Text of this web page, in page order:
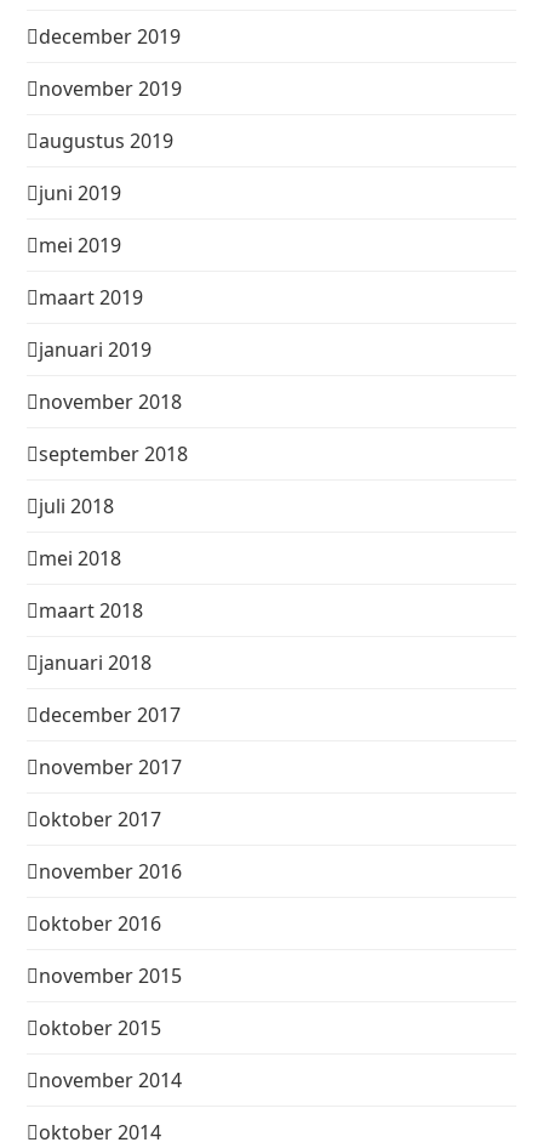
december 2019
november 2019
augustus 2019
juni 2019
mei 2019
maart 2019
januari 2019
november 2018
september 2018
juli 2018
mei 2018
maart 2018
januari 2018
december 2017
november 2017
oktober 2017
november 2016
oktober 2016
november 2015
oktober 2015
november 2014
oktober 2014